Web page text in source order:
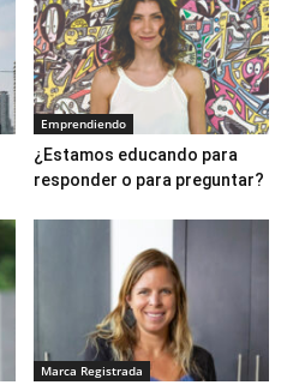
Emprendiendo
¿Estamos educando para
responder o para preguntar?
Marca Registrada